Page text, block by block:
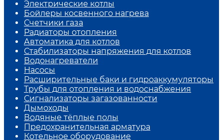
Электрические котлы
Бойлеры косвенного нагрева
Счетчики газа
Радиаторы отопления
Автоматика для котлов
Стабилизаторы напряжения для котлов
Водонагреватели
Насосы
Расширительные баки и гидроаккумуляторы
Трубы для отопления и водоснабжения
Сигнализаторы загазованности
Дымоходы
Водяные тёплые полы
Предохранительная арматура
Котельное оборудование